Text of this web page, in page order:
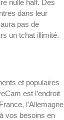
nulle half. Des
dans leur
pas de
un tchat illimité.
et populaires
est l’endroit
l’Allemagne
vos besoins en